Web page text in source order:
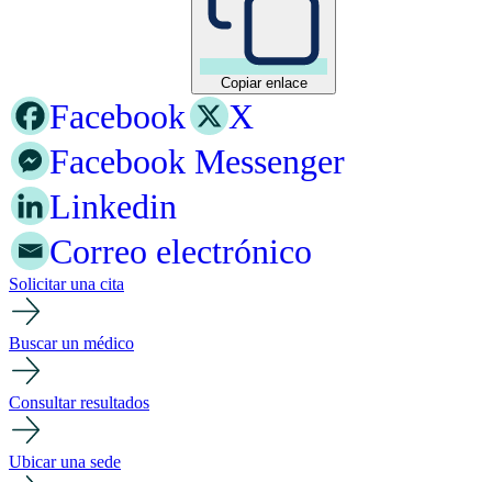
Copiar enlace
Facebook
X
Facebook Messenger
Linkedin
Correo electrónico
Solicitar una cita
Buscar un médico
Consultar resultados
Ubicar una sede